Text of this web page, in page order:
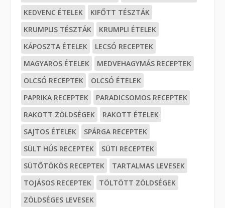
KEDVENC ÉTELEK
KIFŐTT TÉSZTÁK
KRUMPLIS TÉSZTÁK
KRUMPLI ÉTELEK
KÁPOSZTA ÉTELEK
LECSÓ RECEPTEK
MAGYAROS ÉTELEK
MEDVEHAGYMÁS RECEPTEK
OLCSÓ RECEPTEK
OLCSÓ ÉTELEK
PAPRIKA RECEPTEK
PARADICSOMOS RECEPTEK
RAKOTT ZÖLDSÉGEK
RAKOTT ÉTELEK
SAJTOS ÉTELEK
SPÁRGA RECEPTEK
SÜLT HÚS RECEPTEK
SÜTI RECEPTEK
SÜTŐTÖKÖS RECEPTEK
TARTALMAS LEVESEK
TOJÁSOS RECEPTEK
TÖLTÖTT ZÖLDSÉGEK
ZÖLDSÉGES LEVESEK